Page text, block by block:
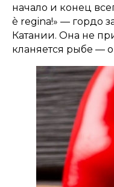
начало и конец
è regina!» — гордо
Катании. Она не
кланяется рыбе —